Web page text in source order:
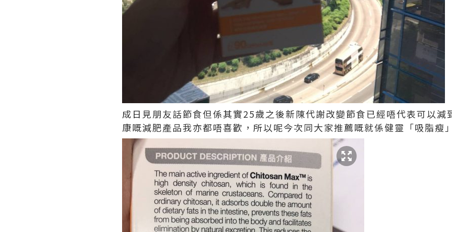
成日見朋友話節食但係其實25歲之後新陳代謝改變節食已經唔代表可以減
康嘅減肥產品我亦都唔喜歡，所以呢今次同大家推薦嘅就係健靈「吸脂瘦